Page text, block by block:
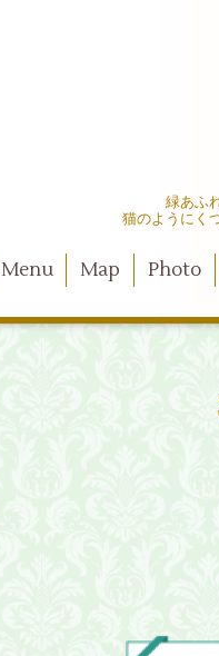
緑あふ
猫のようにく
Menu Map Photo